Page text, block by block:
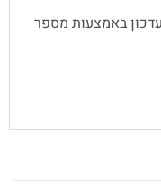
באמצעות מספר